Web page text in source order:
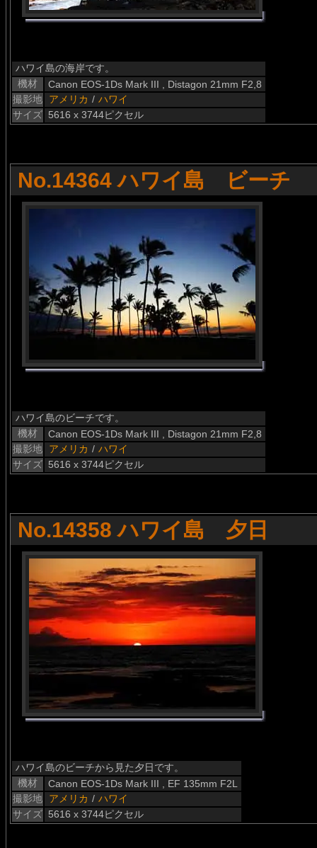
ハワイ島の海岸です。
機材
Canon EOS-1Ds Mark III , Distagon 21mm F2,8
撮影地
アメリカ / ハワイ
サイズ 5616 x 3744ピクセル
No.14364 ハワイ島 ビーチ
ハワイ島のビーチです。
機材
Canon EOS-1Ds Mark III , Distagon 21mm F2,8
撮影地
アメリカ / ハワイ
サイズ 5616 x 3744ピクセル
No.14358 ハワイ島 夕日
ハワイ島のビーチから見た夕日です。
機材
Canon EOS-1Ds Mark III , EF 135mm F2L
撮影地
アメリカ / ハワイ
サイズ 5616 x 3744ピクセル